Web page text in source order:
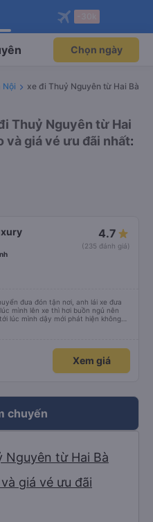
ngay!
viên độc
Mở app
máy bay qua
Mở app
Chọn ngày
Nội
xe đi Thuỷ Nguyên từ Hai Bà
Thuỷ Nguyên từ Hai
và giá vé ưu đãi nhất:
4.7
(235 đánh giá)
đưa đón tận nơi, anh lái xe đưa
mình lên xe thì hơi buồn ngủ nên
lúc mình dậy mới phát hiện không
xe trung chuyển để tìm điện thoại
Xem giá
chuyến
từ Hai Bà
giá vé ưu đãi